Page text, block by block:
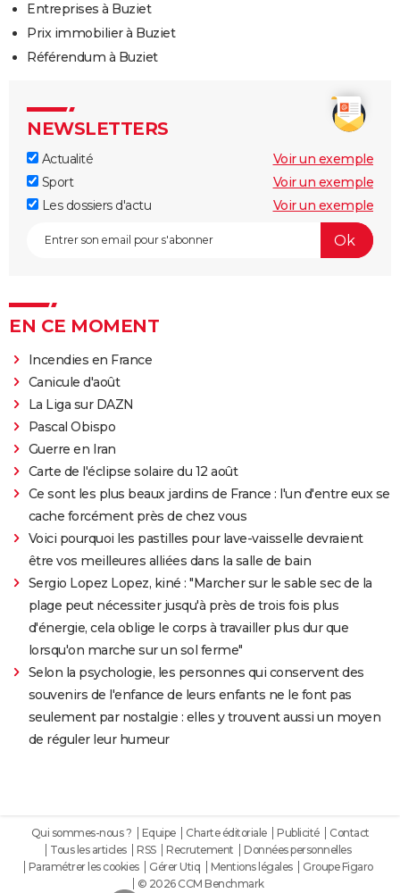
Entreprises à Buziet
Prix immobilier à Buziet
Référendum à Buziet
NEWSLETTERS
Actualité
Voir un exemple
Sport
Voir un exemple
Les dossiers d'actu
Voir un exemple
EN CE MOMENT
Incendies en France
Canicule d'août
La Liga sur DAZN
Pascal Obispo
Guerre en Iran
Carte de l'éclipse solaire du 12 août
Ce sont les plus beaux jardins de France : l'un d'entre eux se
cache forcément près de chez vous
Voici pourquoi les pastilles pour lave-vaisselle devraient
être vos meilleures alliées dans la salle de bain
Sergio Lopez Lopez, kiné : "Marcher sur le sable sec de la
plage peut nécessiter jusqu'à près de trois fois plus
d'énergie, cela oblige le corps à travailler plus dur que
lorsqu'on marche sur un sol ferme"
Selon la psychologie, les personnes qui conservent des
souvenirs de l'enfance de leurs enfants ne le font pas
seulement par nostalgie : elles y trouvent aussi un moyen
de réguler leur humeur
Qui sommes-nous ? Equipe Charte éditoriale Publicité
Contact
Tous les articles
RSS Recrutement
Données personnelles
Paramétrer les cookies
Gérer Utiq Mentions légales
Groupe Figaro
© 2026 CCM Benchmark